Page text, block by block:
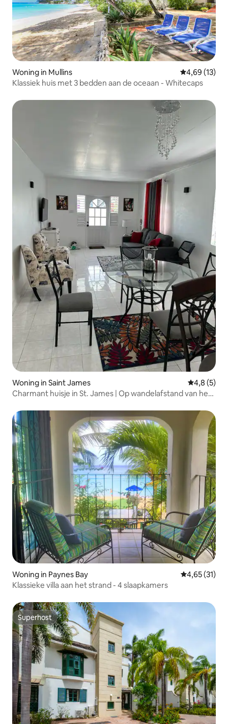
Woning in Mullins Gemiddelde
4,69 (13)
Klassiek huis met 3 bedden aan de oceaan - Whitecaps
Woning in Saint James
4,8 (5)
Charmant huisje in St. James | Op wandelafstand van het
Woning in Paynes Bay Gemiddelde
4,65 (31)
Klassieke villa aan het strand - 4 slaapkamers
Superhost
Superhost